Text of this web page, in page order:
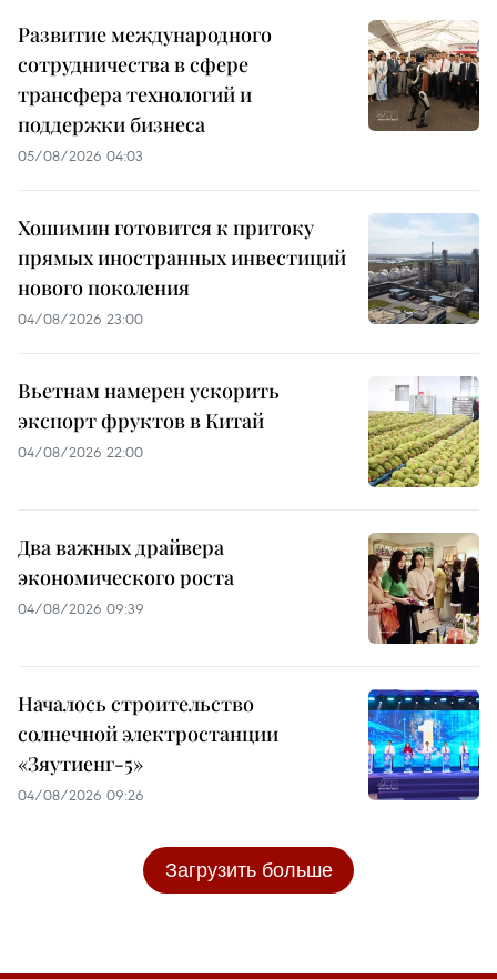
Развитие международного
сотрудничества в сфере
трансфера технологий и
поддержки бизнеса
05/08/2026 04:03
Хошимин готовится к притоку
прямых иностранных инвестиций
нового поколения
04/08/2026 23:00
Вьетнам намерен ускорить
экспорт фруктов в Китай
04/08/2026 22:00
Два важных драйвера
экономического роста
04/08/2026 09:39
Началось строительство
солнечной электростанции
«Зяутиенг-5»
04/08/2026 09:26
Загрузить больше